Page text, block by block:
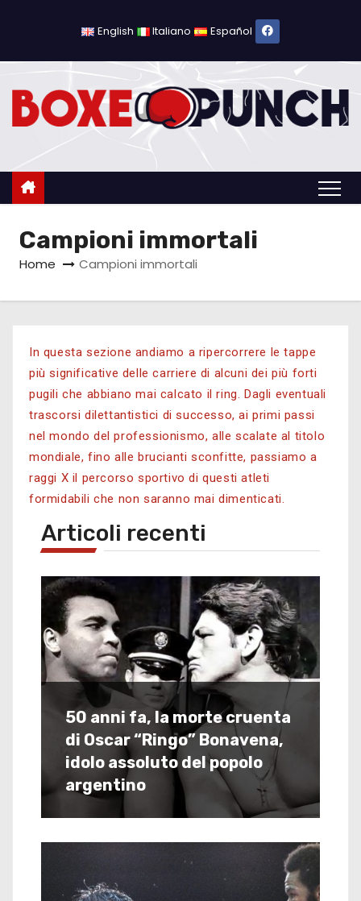
English Italiano Español
Campioni immortali
Home Campioni immortali
In questa sezione andiamo a ripercorrere le tappe
più significative delle carriere di alcuni dei più forti
pugili che abbiano mai calcato il ring. Dagli eventuali
trascorsi dilettantistici di successo, ai primi passi
nel mondo del professionismo, alle scalate al titolo
mondiale, fino alle brucianti sconfitte, passiamo a
raggi X il percorso sportivo di questi atleti
formidabili che non saranno mai dimenticati.
Articoli recenti
50 anni fa, la morte cruenta
di Oscar “Ringo” Bonavena,
idolo assoluto del popolo
argentino